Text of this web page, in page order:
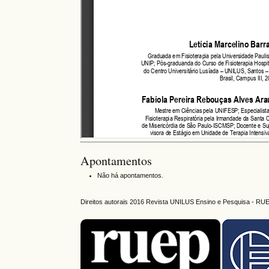
Apontamentos
Não há apontamentos.
Direitos autorais 2016 Revista UNILUS Ensino e Pesquisa -